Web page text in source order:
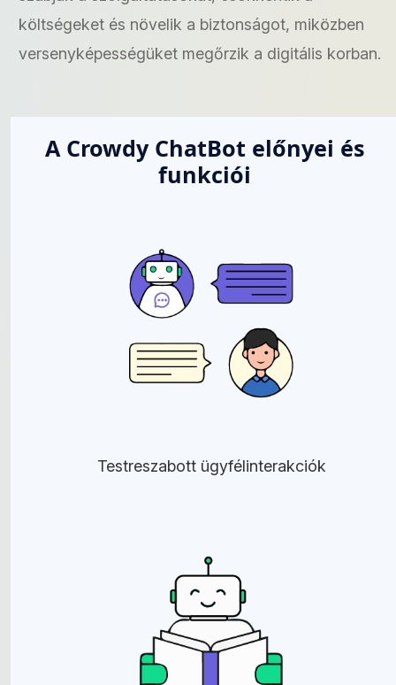
költségeket és növelik a biztonságot, miközben
versenyképességüket megőrzik a digitális korban.
A Crowdy ChatBot előnyei és
funkciói
Testreszabott ügyfélinterakciók